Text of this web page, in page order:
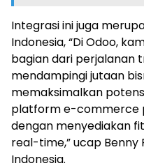
Integrasi ini juga
Indonesia, “Di Odoo,
bagian dari perjalanan
mendampingi jutaan
memaksimalkan
platform e-commerce
dengan menyediakan
real-time,” ucap Benny
Indonesia.